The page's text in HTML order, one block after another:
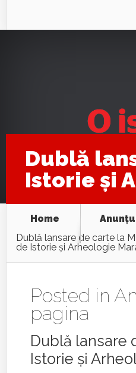
Dublă
Istorie și
Home
Dublă lansare de carte la
de Istorie și Arheologie
Posted in
pagina
Dublă lansare
Istorie și